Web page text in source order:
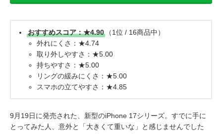
おすすめスコア：★4.90
（1位 / 16商品中）
外れにくさ：★4.74
取り外しやすさ：★5.00
持ちやすさ：★5.00
リングの緩みにくさ：★5.00
スマホの立てやすさ：★4.85
9月19日に発売された、新型のiPhone 17シリーズ。すでに手に
とってみた人、意外と「大きくて重いな」と感じませんでした